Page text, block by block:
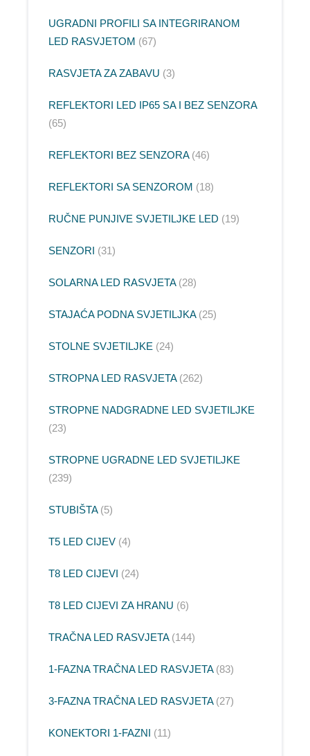
UGRADNI PROFILI SA INTEGRIRANOM
LED RASVJETOM
67
RASVJETA ZA ZABAVU 3
REFLEKTORI LED IP65 SA I BEZ SENZORA
65
REFLEKTORI BEZ SENZORA 46
REFLEKTORI SA SENZOROM 18
RUČNE PUNJIVE SVJETILJKE LED 19
SENZORI 31
SOLARNA LED RASVJETA 28
STAJAĆA PODNA SVJETILJKA 25
STOLNE SVJETILJKE 24
STROPNA LED RASVJETA 262
STROPNE NADGRADNE LED SVJETILJKE
23
STROPNE UGRADNE LED SVJETILJKE
239
STUBIŠTA 5
T5 LED CIJEV 4
T8 LED CIJEVI 24
T8 LED CIJEVI ZA HRANU 6
TRAČNA LED RASVJETA 144
1-FAZNA TRAČNA LED RASVJETA 83
3-FAZNA TRAČNA LED RASVJETA 27
KONEKTORI 1-FAZNI 11